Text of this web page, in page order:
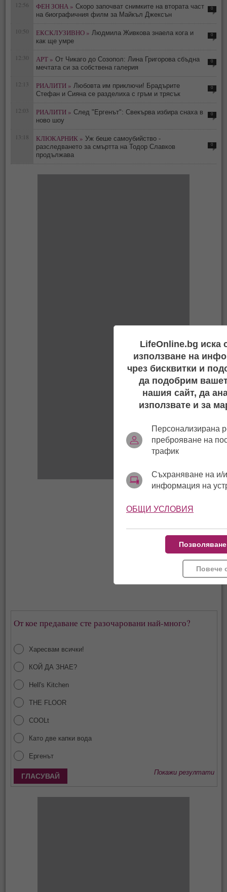
12:56 ФЕН ЗОНА » Скоро започват снимките на втората част
на биографичния филм за Майкъл Джексън
0
10:50 ЕКСКЛУЗИВНО » Людмила Живкова знаела кога и
как ще умре
0
12:30 АРТ » От Чикаго до Созопол: Лина Григорова сбъдна
мечтата си за собствена галерия
0
12:13 РИАЛИТИ » Любовта им приключи! Брадърите
Стефан и Сияна се разделиха с гръм и трясък
0
12:03 РИАЛИТИ » След "Ергенът": Свекърва избира снаха в
ново шоу
0
13:18 КЛЮКАРНИК » Уж беше самоубийство -
разследването за смъртта на Тодор Славков
продължава
0
От кое предаване сте разочаровани най-много?
Харесвам всички!
КОЙ ДА ЗНАЕ?
Hell's Kitchen
THE FLOOR
COOLt
Като две капки вода
Ергенът
Покажи резултати
LifeOnline.bg иска
използване на
чрез бисквитки и
да подобрим
нашия сайт, да
използвате и за
Персонализирана
преброяване на
трафик
Съхраняване на и/
информация на
ОБЩИ УСЛОВИЯ
Повече